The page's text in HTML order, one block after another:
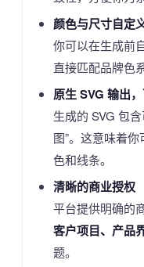
颜色与尺寸自定
你可以在生成前
直接匹配品牌色
原生 SVG 输出
生成的 SVG 包
图”。这意味着
色和线条。
清晰的商业授权
平台提供明确的
客户项目、产品
题。